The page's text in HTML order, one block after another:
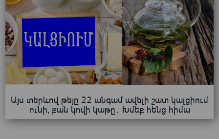
Այս տերևով թեյը 22 անգամ ավելի շատ կալցիում
ունի, քան կովի կաթը․ Խմեք հենց հիմա